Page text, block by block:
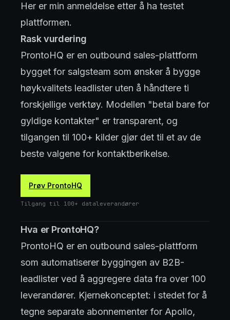
Her er min anmeldelse etter å ha testet
plattformen.
Rask vurdering
ProntoHQ er en outbound sales-plattform
bygget for salgsteam som ønsker å bygge
høykvalitets leadlister uten å håndtere ti
forskjellige verktøy. Modellen "betal bare for
gyldige kontakter" er transparent, og
tilgangen til 100+ kilder gjør det til et av de
beste valgene for kontaktberikelse.
Prøv ProntoHQ
Tilgang til 100+ dataleverandører
Hva er ProntoHQ?
ProntoHQ er en outbound sales-plattform
som automatiserer byggingen av B2B-
leadlister ved å aggregere data fra over 100
leverandører. Kjernekonceptet: i stedet for å
tegne separate abonnementer for Apollo,